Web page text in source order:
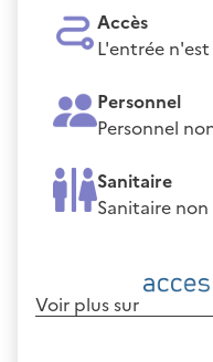
Accès
L'entrée
Personnel
Personnel
Sanitaire
Sanitaire
Voir plus sur